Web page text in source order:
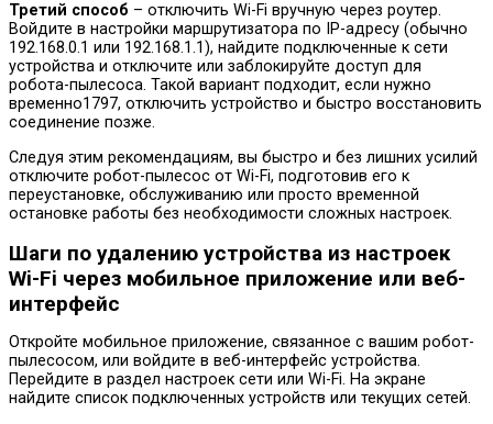
Третий способ – отключить Wi-Fi вручную через роутер.
Войдите в настройки маршрутизатора по IP-адресу (обычно
192.168.0.1 или 192.168.1.1), найдите подключенные к сети
устройства и отключите или заблокируйте доступ для
робота-пылесоса. Такой вариант подходит, если нужно
временно1797, отключить устройство и быстро восстановить
соединение позже.
Следуя этим рекомендациям, вы быстро и без лишних усилий
отключите робот-пылесос от Wi-Fi, подготовив его к
переустановке, обслуживанию или просто временной
остановке работы без необходимости сложных настроек.
Шаги по удалению устройства из настроек
Wi-Fi через мобильное приложение или веб-
интерфейс
Откройте мобильное приложение, связанное с вашим робот-
пылесосом, или войдите в веб-интерфейс устройства.
Перейдите в раздел настроек сети или Wi-Fi. На экране
найдите список подключенных устройств или текущих сетей.